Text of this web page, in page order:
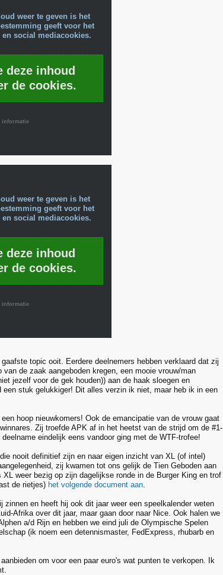
weer te geven is het
geeft voor het
social mediacookies.
deze inhoud
de cookies.
informatie
weer te geven is het
geeft voor het
social mediacookies.
deze inhoud
de cookies.
informatie
topic ooit. Eerdere deelnemers hebben verklaard dat zij
de zaak aangeboden kregen, een mooie vrouw/man
jezelf voor de gek houden)) aan de haak sloegen en
stuk gelukkiger! Dit alles verzin ik niet, maar heb ik in een
hoop nieuwkomers! Ook de emancipatie van de vrouw gaat
Zij troefde APK af in het heetst van de strijd om de #1-
eindelijk eens vandoor ging met de WTF-trofee!
nooit definitief zijn en naar eigen inzicht van XL (of intel)
zij kwamen tot ons gelijk de Tien Geboden aan
weer bezig op zijn dagelijkse ronde in de Burger King en trof
de rietjes) het volgende document aan.
en heeft hij ook dit jaar weer een speelkalender weten
Afrika over dit jaar, maar gaan door naar Nice. Ook halen we
a/d Rijn en hebben we eind juli de Olympische Spelen
(ik noem een detennismaster, FedExpress, rhubarb en
om voor een paar euro's wat punten te verkopen. Ik